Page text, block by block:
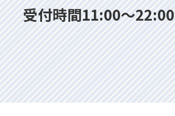
受付時間11:00〜22:00